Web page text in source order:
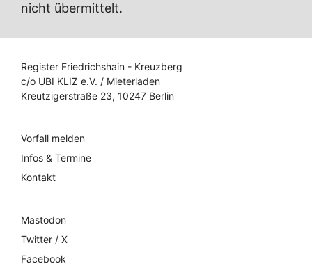
nicht übermittelt.
Register Friedrichshain - Kreuzberg
c/o UBI KLIZ e.V. / Mieterladen
Kreutzigerstraße 23, 10247 Berlin
Vorfall melden
Infos & Termine
Kontakt
Mastodon
Twitter / X
Facebook